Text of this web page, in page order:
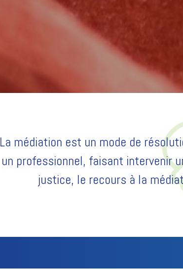
La médiation est un mode de
un professionnel, faisant intervenir
justice, le recours à la